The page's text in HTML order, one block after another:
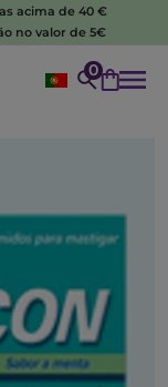
acima de 40 €
no valor de 5€
0